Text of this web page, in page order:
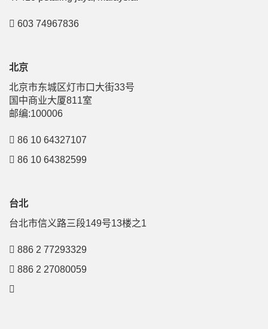
603 74967836
北京
北京市东城区灯市口大街33号
国中商业大厦811室
邮编:100006
86 10 64327107
86 10 64382599
台北
台北市信义路三段149号13楼之1
886 2 77293329
886 2 27080059